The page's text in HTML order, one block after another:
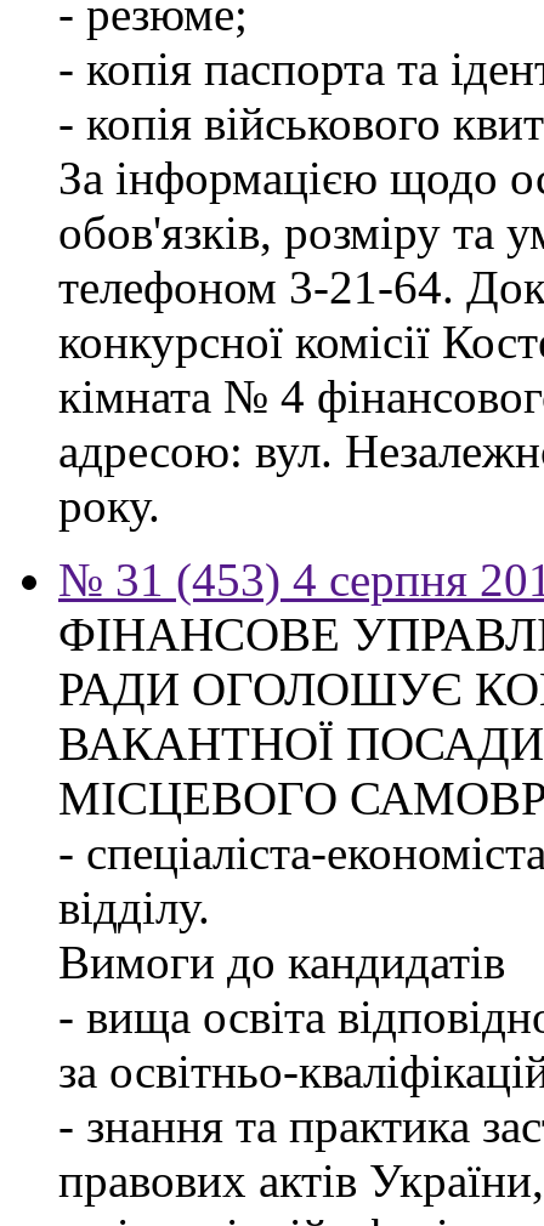
- резюме;
- копія паспорта та
- копія військового
За інформацією щодо
обов'язків, розміру та
телефоном 3-21-64.
конкурсної комісії
кімната № 4
адресою: вул.
року.
№ 31 (453) 4 серпня
ФІНАНСОВЕ
РАДИ ОГОЛОШУЄ
ВАКАНТНОЇ
МІСЦЕВОГО
- спеціаліста-
відділу.
Вимоги до кандидатів
- вища освіта
за освітньо-
- знання та практика
правових актів